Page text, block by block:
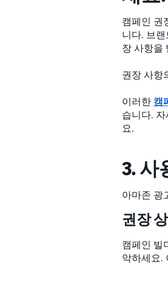
캠페인 권
니다. 브
장 사항을
권장 사항
이러한 캠
습니다.
요.
3. 사
아마존 광
권장
캠페인 빌
악하세요.